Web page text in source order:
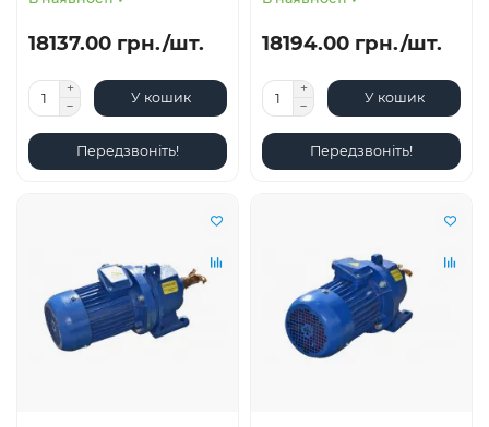
18137.00 грн./шт.
У кошик
Передзвоніть!
18194.00 грн./шт.
У кошик
Передзвоніть!